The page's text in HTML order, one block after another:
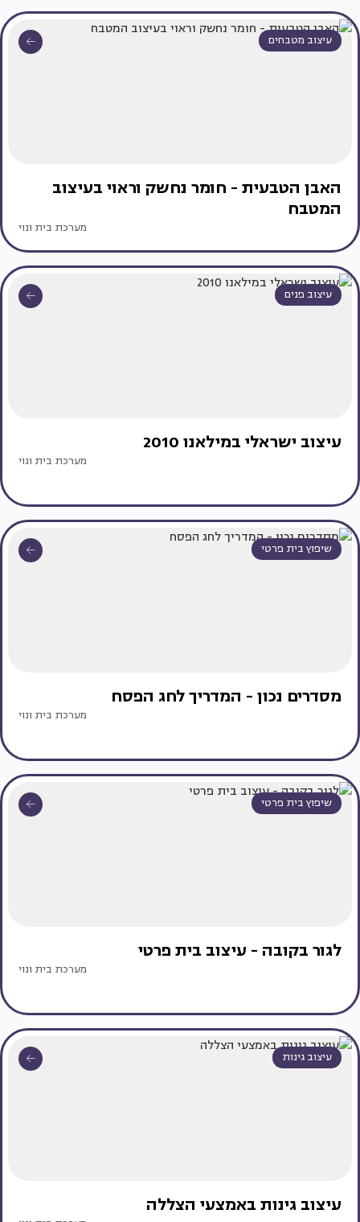
עיצוב מטבחים
האבן הטבעית - חומר נחשק וראוי בעיצוב
המטבח
מערכת בית ונוי
עיצוב פנים
עיצוב ישראלי במילאנו 2010
מערכת בית ונוי
שיפוץ בית פרטי
מסדרים נכון - המדריך לחג הפסח
מערכת בית ונוי
שיפוץ בית פרטי
לגור בקובה - עיצוב בית פרטי
מערכת בית ונוי
עיצוב גינות
עיצוב גינות באמצעי הצללה